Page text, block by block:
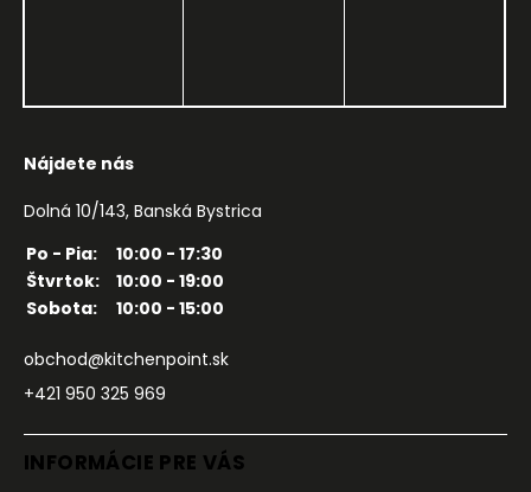
Nájdete nás
Dolná 10/143, Banská Bystrica
Po - Pia:
10:00 - 17:30
Štvrtok:
10:00 - 19:00
Sobota:
10:00 - 15:00
obchod@kitchenpoint.sk
+421 950 325 969
INFORMÁCIE PRE VÁS